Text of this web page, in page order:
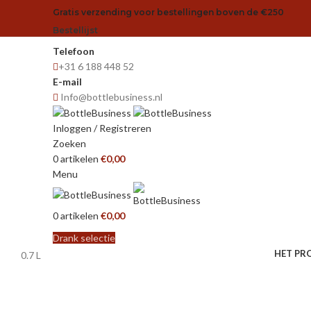
Gratis verzending voor bestellingen boven de €250
Bestellijst
Telefoon
+31 6 188 448 52
E-mail
Info@bottlebusiness.nl
Inloggen / Registreren
Zoeken
0artikelen €0,00
Menu
0artikelen €0,00
Drank selectie
HET
0.7 L